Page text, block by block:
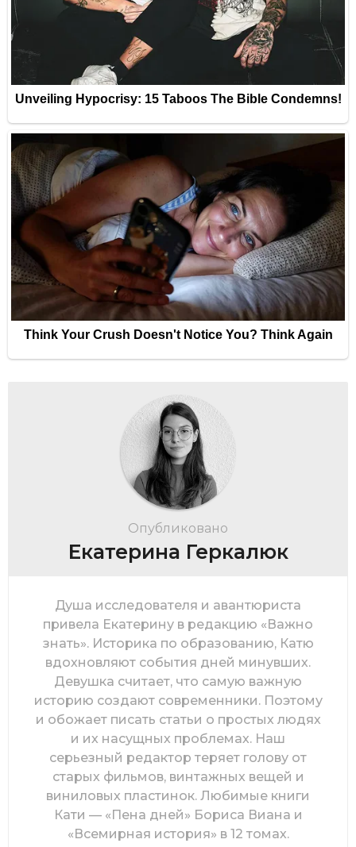
Опубликовано
Екатерина Геркалюк
Душа исследователя и авантюриста
привела Екатерину в редакцию «Важно
знать». Историка по образованию, Катю
вдохновляют события дней минувших.
Девушка считает, что самую важную
историю создают современники. Поэтому
и обожает писать статьи о простых людях
и их насущных проблемах. Наш
серьезный редактор теряет голову от
старых фильмов, винтажных вещей и
виниловых пластинок. Любимые книги
Кати — «Пена дней» Бориса Виана и
«Всемирная история» в 12 томах.